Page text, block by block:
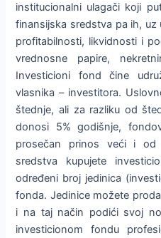
institucionalni ulagači koji
finansijska sredstva pa ih, uz
profitabilnosti, likvidnosti i
vrednosne papire,
Investicioni fond čine
vlasnika – investitora.
štednje, ali za razliku od
donosi 5% godišnje,
prosečan prinos veći i od
sredstva kupujete
određeni broj jedinica
fonda. Jedinice možete
i na taj način podići svoj
investicionom fondu